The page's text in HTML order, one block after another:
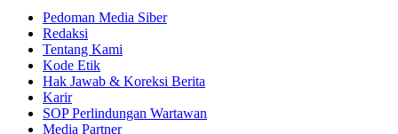
Pedoman Media Siber
Redaksi
Tentang Kami
Kode Etik
Hak Jawab & Koreksi Berita
Karir
SOP Perlindungan Wartawan
Media Partner